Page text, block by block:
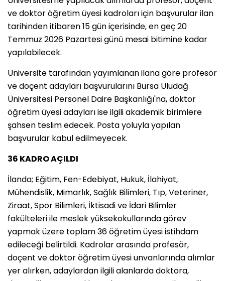
ve doktor öğretim üyesi kadroları için başvurular ilan
tarihinden itibaren 15 gün içerisinde, en geç 20
Temmuz 2026 Pazartesi günü mesai bitimine kadar
yapılabilecek.
Üniversite tarafından yayımlanan ilana göre profesör
ve doçent adayları başvurularını Bursa Uludağ
Üniversitesi Personel Daire Başkanlığı'na, doktor
öğretim üyesi adayları ise ilgili akademik birimlere
şahsen teslim edecek. Posta yoluyla yapılan
başvurular kabul edilmeyecek.
36 KADRO AÇILDI
İlanda; Eğitim, Fen-Edebiyat, Hukuk, İlahiyat,
Mühendislik, Mimarlık, Sağlık Bilimleri, Tıp, Veteriner,
Ziraat, Spor Bilimleri, İktisadi ve İdari Bilimler
fakülteleri ile meslek yüksekokullarında görev
yapmak üzere toplam 36 öğretim üyesi istihdam
edileceği belirtildi. Kadrolar arasında profesör,
doçent ve doktor öğretim üyesi unvanlarında alımlar
yer alırken, adaylardan ilgili alanlarda doktora,